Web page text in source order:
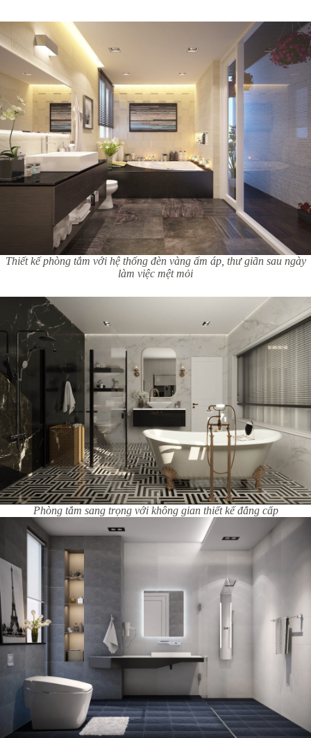
Thiết kế phòng tắm với hệ thống đèn vàng ấm áp, thư giãn sau ngày
làm việc mệt mỏi
Phòng tắm sang trọng với không gian thiết kế đẳng cấp